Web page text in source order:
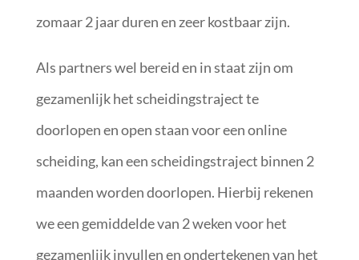
zomaar 2 jaar duren en zeer kostbaar zijn.
Als partners wel bereid en in staat zijn om
gezamenlijk het scheidingstraject te
doorlopen en open staan voor een online
scheiding, kan een scheidingstraject binnen 2
maanden worden doorlopen. Hierbij rekenen
we een gemiddelde van 2 weken voor het
gezamenlijk invullen en ondertekenen van het